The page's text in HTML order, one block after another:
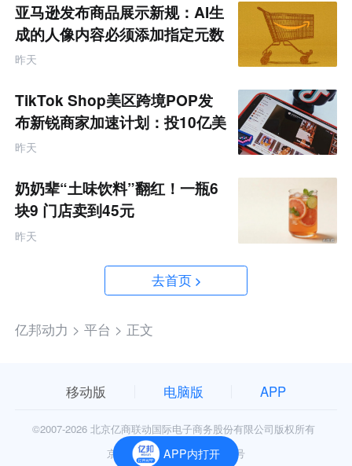
亚马逊发布商品展示新规：AI生
成的人像内容必须添加指定元数
据
昨天
TikTok Shop美区跨境POP发
布新锐商家加速计划：投10亿美
金资源帮扶四类商家
昨天
奶奶辈“土味饮料”翻红！一瓶6
块9 门店卖到45元
昨天
去首页
亿邦动力 > 平台 > 正文
APP内打开
移动版 电脑版 APP
©2007-2026 北京亿商联动国际电子商务股份有限公司版权所有
京公网安备11010602006906号